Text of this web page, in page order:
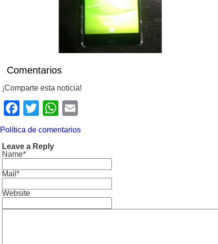
Comentarios
¡Comparte esta noticia!
Facebook
TwitterWhatsApp
Política de comentarios
Leave a Reply
Name*
Mail*
Website